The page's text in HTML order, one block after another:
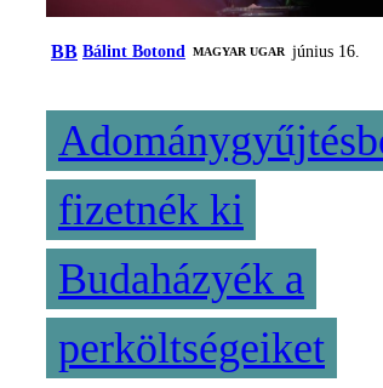
BB Bálint Botond MAGYAR UGAR június 16.
fizetnék ki
Budaházyék a
perköltségeiket